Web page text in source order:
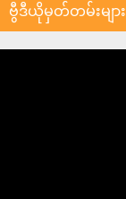
ဗွီဒီယိုမှတ်တမ်းများ